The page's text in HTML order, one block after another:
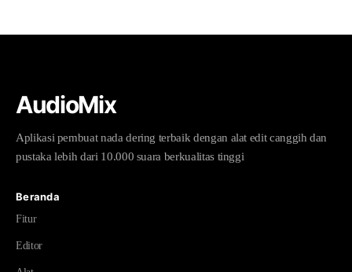
AudioMix
Aplikasi pembuat nada dering terbaik dengan alat edit canggih dan
pustaka lebih dari 10.000 suara berkualitas tinggi
Beranda
Fitur
Editor